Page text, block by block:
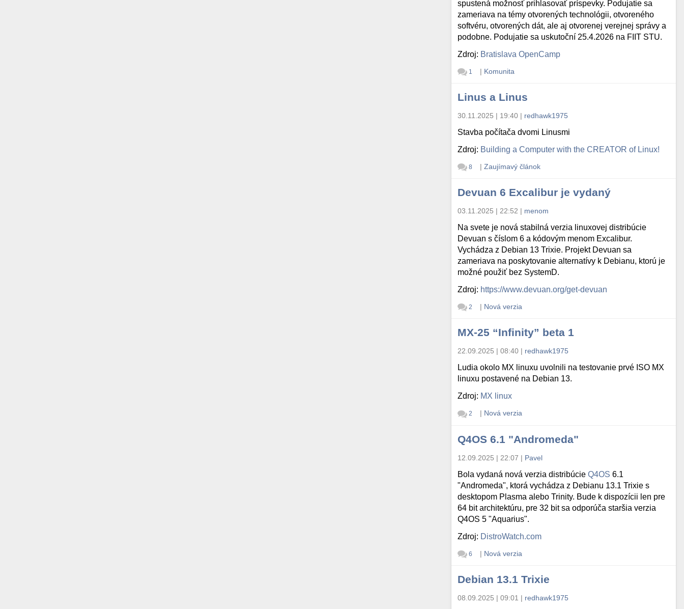
spustená možnosť prihlasovať príspevky. Podujatie sa
zameriava na témy otvorených technológii, otvoreného
softvéru, otvorených dát, ale aj otvorenej verejnej správy a
podobne. Podujatie sa uskutoční 25.4.2026 na FIIT STU.
Zdroj: Bratislava OpenCamp
1 | Komunita
Linus a Linus
30.11.2025 | 19:40 | redhawk1975
Stavba počítača dvomi Linusmi
Zdroj: Building a Computer with the CREATOR of Linux!
8 | Zaujímavý článok
Devuan 6 Excalibur je vydaný
03.11.2025 | 22:52 | menom
Na svete je nová stabilná verzia linuxovej distribúcie
Devuan s číslom 6 a kódovým menom Excalibur.
Vychádza z Debian 13 Trixie. Projekt Devuan sa
zameriava na poskytovanie alternatívy k Debianu, ktorú je
možné použiť bez SystemD.
Zdroj: https://www.devuan.org/get-devuan
2 | Nová verzia
MX-25 “Infinity” beta 1
22.09.2025 | 08:40 | redhawk1975
Ludia okolo MX linuxu uvolnili na testovanie prvé ISO MX
linuxu postavené na Debian 13.
Zdroj: MX linux
2 | Nová verzia
Q4OS 6.1 "Andromeda"
12.09.2025 | 22:07 | Pavel
Bola vydaná nová verzia distribúcieQ4OS 6.1
"Andromeda", ktorá vychádza z Debianu 13.1 Trixie s
desktopom Plasma alebo Trinity. Bude k dispozícii len pre
64 bit architektúru, pre 32 bit sa odporúča staršia verzia
Q4OS 5 "Aquarius".
Zdroj: DistroWatch.com
6 | Nová verzia
Debian 13.1 Trixie
08.09.2025 | 09:01 | redhawk1975